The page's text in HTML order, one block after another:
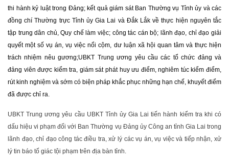
thi hành kỷ luật trong Đảng; kết quả giám sát Ban Thường vụ Tỉnh ủy và các
đồng chí Thường trực Tỉnh ủy Gia Lai và Đắk Lắk về thực hiện nguyên tắc
tập trung dân chủ, Quy chế làm việc; công tác cán bộ; lãnh đạo, chỉ đạo giải
quyết một số vụ án, vụ việc nổi cộm, dư luận xã hội quan tâm và thực hiện
trách nhiệm nêu gương;UBKT Trung ương yêu cầu các tổ chức đảng và
đảng viên được kiểm tra, giám sát phát huy ưu điểm, nghiêm túc kiểm điểm,
rút kinh nghiệm và sớm có biện pháp khắc phục những hạn chế, khuyết điểm
đã được chỉ ra.
UBKT Trung ương yêu cầu UBKT Tỉnh ủy Gia Lai tiến hành kiểm tra khi có
dấu hiệu vi phạm đối với Ban Thường vụ Đảng ủy Công an tỉnh Gia Lai trong
lãnh đạo, chỉ đạo công tác điều tra, xử lý các vụ án, vụ việc và tiếp nhận, xử
lý tin báo tố giác tội phạm trên địa bàn tỉnh.